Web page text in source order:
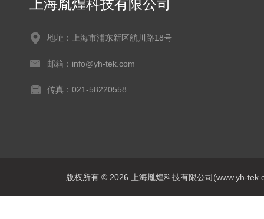
上海胤煌科技有限公司
地址：上海市浦东新区航川路18号
邮箱：info@yh-tek.com
传真：021-58220558
版权所有 © 2026 上海胤煌科技有限公司(www.yh-